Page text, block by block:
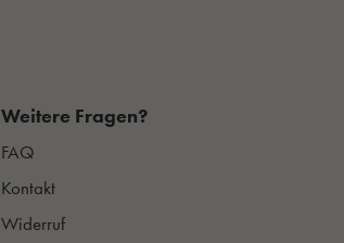
Weitere Fragen?
FAQ
Kontakt
Widerruf